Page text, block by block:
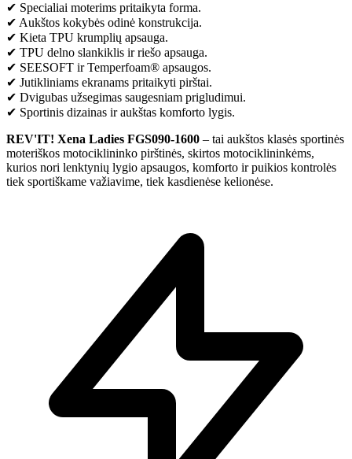
✔ Specialiai moterims pritaikyta forma.
✔ Aukštos kokybės odinė konstrukcija.
✔ Kieta TPU krumplių apsauga.
✔ TPU delno slankiklis ir riešo apsauga.
✔ SEESOFT ir Temperfoam® apsaugos.
✔ Jutikliniams ekranams pritaikyti pirštai.
✔ Dvigubas užsegimas saugesniam prigludimui.
✔ Sportinis dizainas ir aukštas komforto lygis.
REV'IT! Xena Ladies FGS090-1600 – tai aukštos klasės sportinės
moteriškos motociklininko pirštinės, skirtos motociklininkėms,
kurios nori lenktynių lygio apsaugos, komforto ir puikios kontrolės
tiek sportiškame važiavime, tiek kasdienėse kelionėse.